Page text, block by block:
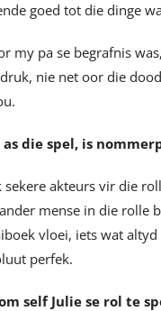
goed tot die dinge
my pa se begrafnis
nie net oor die
die spel, is
sekere akteurs vir die
mense in die rolle
vloei, iets wat
perfek.
self Julie se rol te